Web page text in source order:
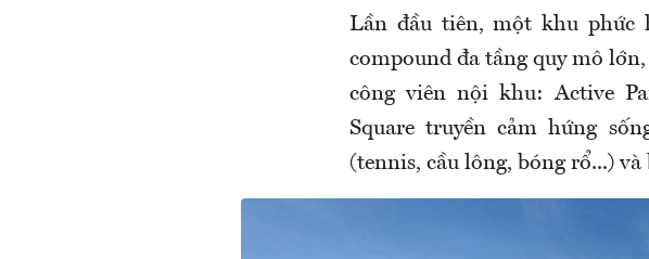
Lần đầu tiên, một khu phức
compound đa tầng quy mô
công viên nội khu: Active
Square truyền cảm hứng
(tennis, cầu lông, bóng rổ...)